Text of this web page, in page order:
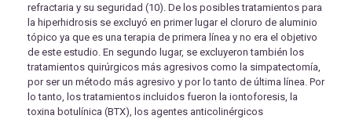
refractaria y su seguridad (10). De los posibles tratamientos para
la hiperhidrosis se excluyó en primer lugar el cloruro de aluminio
tópico ya que es una terapia de primera línea y no era el objetivo
de este estudio. En segundo lugar, se excluyeron también los
tratamientos quirúrgicos más agresivos como la simpatectomía,
por ser un método más agresivo y por lo tanto de última línea. Por
lo tanto, los tratamientos incluidos fueron la iontoforesis, la
toxina botulínica (BTX), los agentes anticolinérgicos